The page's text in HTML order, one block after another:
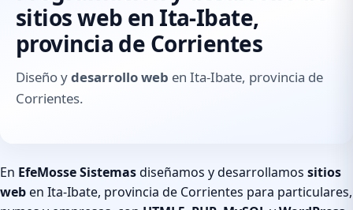
sitios web en Ita-Ibate,
provincia de Corrientes
Diseño ydesarrollo web en Ita-Ibate, provincia de
Corrientes.
En EfeMosse Sistemasdiseñamos y desarrollamos sitios
weben Ita-Ibate, provincia de Corrientes para particulares,